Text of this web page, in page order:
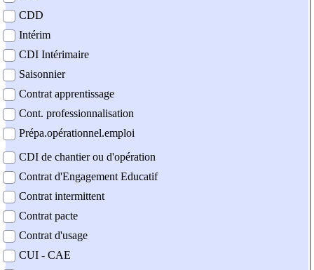
CDD
Intérim
CDI Intérimaire
Saisonnier
Contrat apprentissage
Cont. professionnalisation
Prépa.opérationnel.emploi
CDI de chantier ou d'opération
Contrat d'Engagement Educatif
Contrat intermittent
Contrat pacte
Contrat d'usage
CUI - CAE